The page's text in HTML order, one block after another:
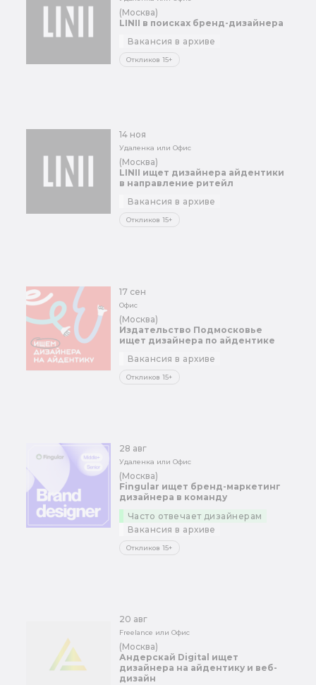
(Москва)
LINII в поисках бренд-дизайнера
Вакансия в архиве
Откликов 15+
14 ноя
Удаленка или Офис
(Москва)
LINII ищет дизайнера айдентики
в направление ритейл
Вакансия в архиве
Откликов 15+
17 сен
Офис
(Москва)
Издательство Подмосковье
ищет дизайнера по айдентике
Вакансия в архиве
Откликов 15+
28 авг
Удаленка или Офис
(Москва)
Fingular ищет бренд-маркетинг
дизайнера в команду
Часто отвечает дизайнерам
Вакансия в архиве
Откликов 15+
20 авг
Freelance или Офис
(Москва)
Андерскай Digital ищет
дизайнера на айдентику и веб-
дизайн